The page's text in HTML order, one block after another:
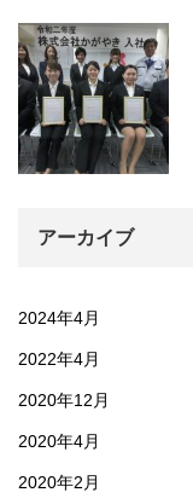
アーカイブ
2024年4月
2022年4月
2020年12月
2020年4月
2020年2月